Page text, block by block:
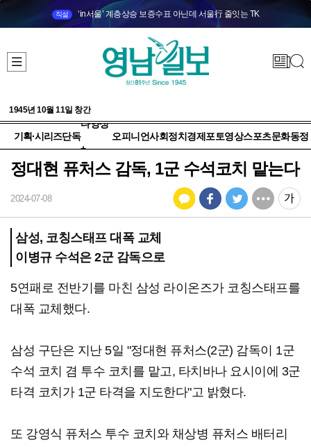
직설 ‘in서울’ 계층상승 보증수표 아닌데 서울行 줄잇는 TK
1945년 10월 11일 창간
기획·시리즈단독
다양성
+
오피니언사회정치 경제 포토영상스포츠문화동정
정대현 퓨처스 감독, 1군 수석코치 맡는다
2024-07-08
삼성, 코칭스태프 대폭 교체
이병규 수석은 2군 감독으로
5연패로 전반기를 마친 삼성 라이온즈가 코칭스태프를
대폭 교체했다.
삼성 구단은 지난 5일 "정대현 퓨처스(2군) 감독이 1군
수석 코치 겸 투수 코치를 맡고, 타치바나 요시이에 3군
타격 코치가 1군 타격을 지도한다"고 밝혔다.
또 강영식 퓨처스 투수 코치와 채상병 퓨처스 배터리